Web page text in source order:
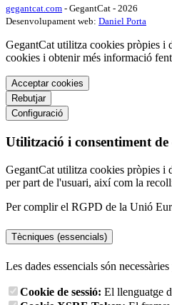
gegantcat.com - GegantCat - 2026
Desenvolupament web: Daniel Porta
GegantCat utilitza cookies pròpies i
cookies i obtenir més informació
Acceptar cookies
Rebutjar
Configuració
Utilització i consentiment de
GegantCat utilitza cookies pròpies i
per part de l'usuari, així com la
Per complir el RGPD de la Unió
Tècniques (essencials)
Les dades essencials són
Cookie de sessió: El llenguatge